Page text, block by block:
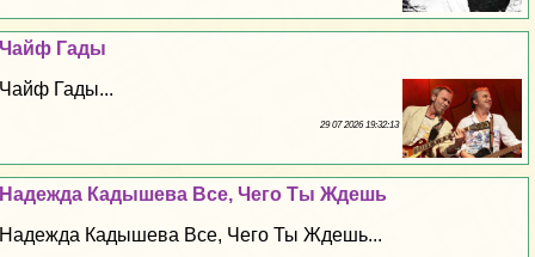
Чайф Гады
Чайф Гады...
29 07 2026 19:32:13
Надежда Кадышева Все, Чего Ты Ждешь
Надежда Кадышева Все, Чего Ты Ждешь...